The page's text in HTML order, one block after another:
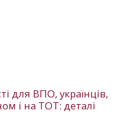
для ВПО, українців,
і на ТОТ: деталі